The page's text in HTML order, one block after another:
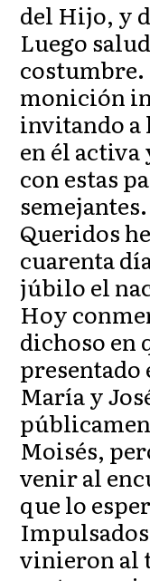
del Hijo, y
Luego
costumbre.
monición
invitando a
en él
con estas
semejantes.
Queridos
cuarenta
júbilo el
Hoy
dichoso en
María y
Moisés,
venir al
que lo
vinieron al